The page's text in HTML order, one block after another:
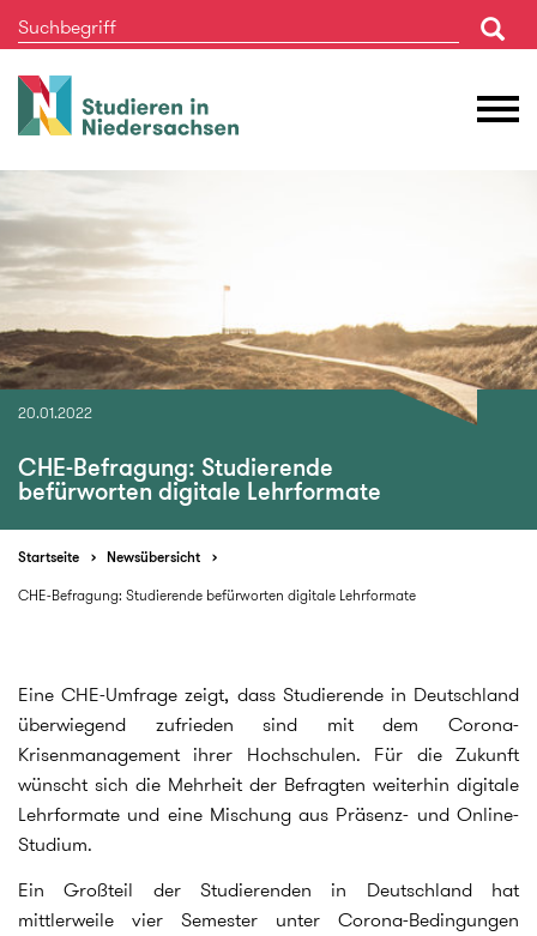
Studieren
in
20.01.2022
CHE-Befragung: Studierende
befürworten digitale Lehrformate
Startseite
Newsübersicht
CHE-Befragung: Studierende befürworten digitale Lehrformate
Eine CHE-Umfrage zeigt, dass Studierende in Deutschland
überwiegend zufrieden sind mit dem Corona-
Krisenmanagement ihrer Hochschulen. Für die Zukunft
wünscht sich die Mehrheit der Befragten weiterhin digitale
Lehrformate und eine Mischung aus Präsenz- und Online-
Studium.
Ein Großteil der Studierenden in Deutschland hat
mittlerweile vier Semester unter Corona-Bedingungen